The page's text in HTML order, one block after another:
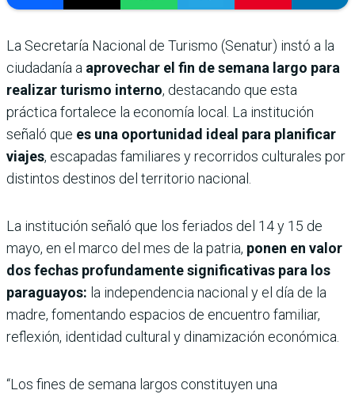
La Secretaría Nacional de Turismo (Senatur) instó a la
ciudadanía a aprovechar el fin de semana largo para
realizar turismo interno, destacando que esta
práctica fortalece la economía local. La institución
señaló que es una oportunidad ideal para planificar
viajes, escapadas familiares y recorridos culturales por
distintos destinos del territorio nacional.
La institución señaló que los feriados del 14 y 15 de
mayo, en el marco del mes de la patria, ponen en valor
dos fechas profundamente significativas para los
paraguayos: la independencia nacional y el día de la
madre, fomentando espacios de encuentro familiar,
reflexión, identidad cultural y dinamización económica.
“Los fines de semana largos constituyen una